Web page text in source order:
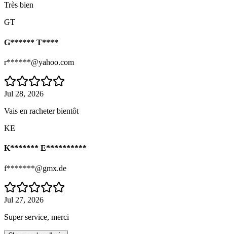
Très bien
GT
G****** T****
r******@yahoo.com
Jul 28, 2026
Vais en racheter bientôt
KE
K******* E**********
f*******@gmx.de
Jul 27, 2026
Super service, merci